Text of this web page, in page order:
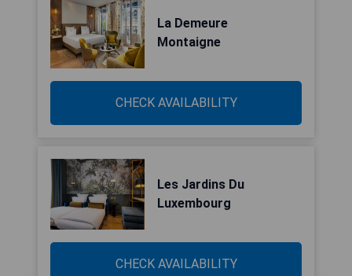
La Demeure
Montaigne
CHECK AVAILABILITY
Les Jardins Du
Luxembourg
CHECK AVAILABILITY